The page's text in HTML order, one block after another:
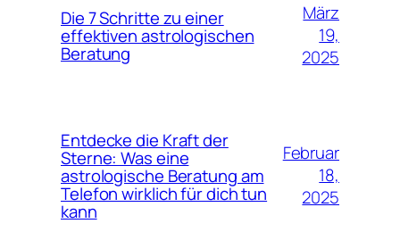
Die 7 Schritte zu einer
effektiven astrologischen
Beratung
März
19,
2025
Entdecke die Kraft der
Sterne: Was eine
astrologische Beratung am
Telefon wirklich für dich tun
kann
Februar
18,
2025